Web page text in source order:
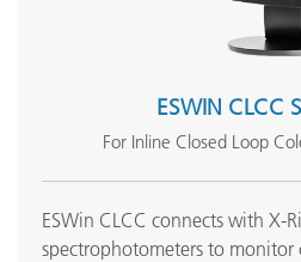
ESWIN CLCC
For Inline Closed Loop
ESWin CLCC connects with X-
spectrophotometers to monitor